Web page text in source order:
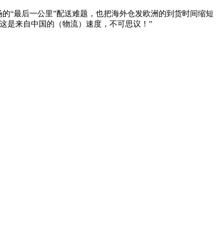
“最后一公里”配送难题，也把海外仓发欧洲的到货时间缩短
是来自中国的（物流）速度，不可思议！”